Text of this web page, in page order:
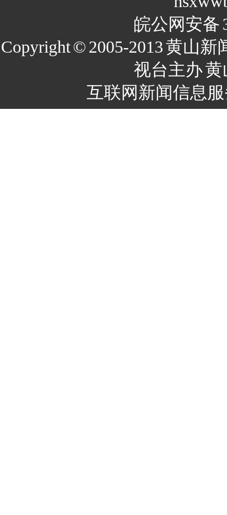
皖公网安备
Copyright©2005-2013黄山新
视台主办黄
互联网新闻信息